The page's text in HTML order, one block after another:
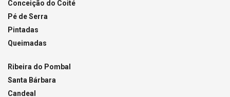
Conceição do Coité
Pé de Serra
Pintadas
Queimadas
Ribeira do Pombal
Santa Bárbara
Candeal